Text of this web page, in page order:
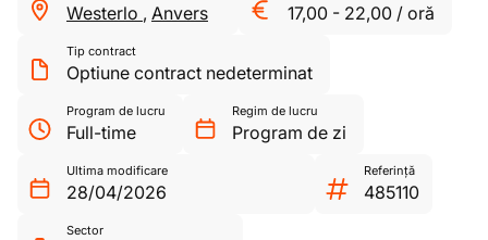
Westerlo , Anvers 17,00 - 22,00 / oră
Tip contract
Optiune contract nedeterminat
Program de lucru
Full-time
Regim de lucru
Program de zi
Ultima modificare
28/04/2026
Referință
485110
Sector